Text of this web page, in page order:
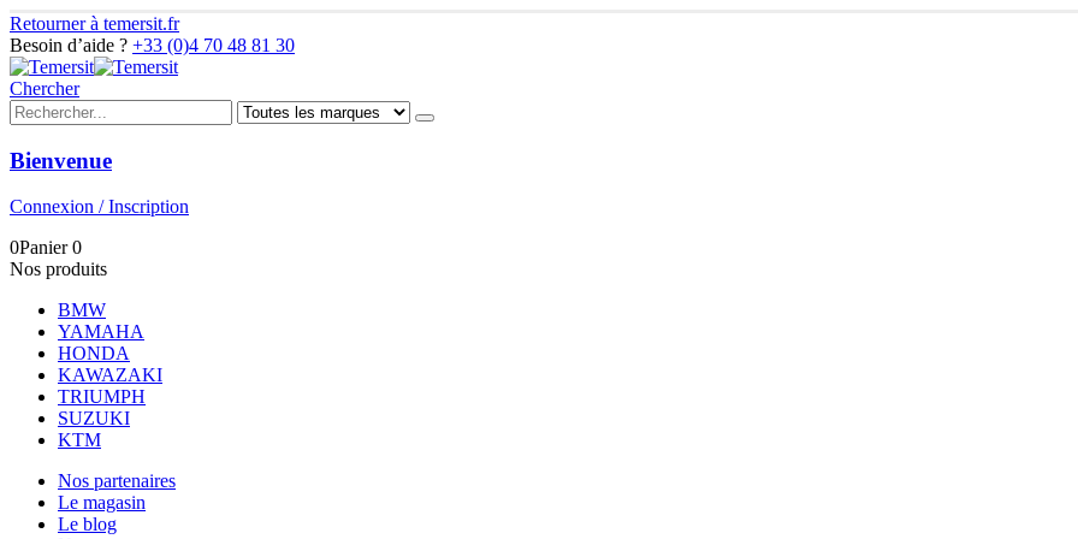
Retourner à temersit.fr
Besoin d’aide ? +33 (0)4 70 48 81 30
Chercher
Bienvenue
Connexion / Inscription
0Panier0
Nos produits
BMW
YAMAHA
HONDA
KAWAZAKI
TRIUMPH
SUZUKI
KTM
Nos partenaires
Le magasin
Le blog